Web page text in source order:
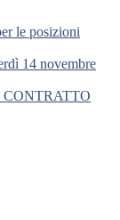
le posizioni
14 novembre